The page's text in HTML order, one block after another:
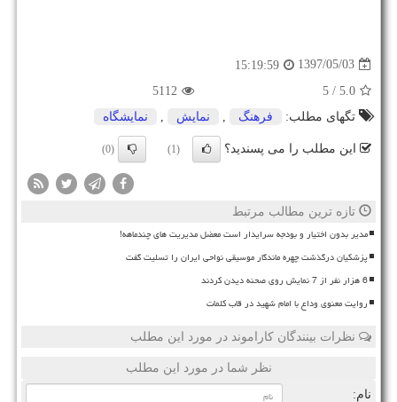
1397/05/03
15:19:59
5.0
/ 5
5112
تگهای مطلب:
فرهنگ نمایش نمایشگاه
این مطلب را می پسندید؟ (1)
(0)
تازه ترین مطالب مرتبط
مدیر بدون اختیار و بودجه سرایدار است معضل مدیریت های چندماهه!
پزشکیان درگذشت چهره ماندگار موسیقی نواحی ایران را تسلیت گفت
6 هزار نفر از 7 نمایش روی صحنه دیدن کردند
روایت معنوی وداع با امام شهید در قاب کلمات
نظرات بینندگان کاراموند در مورد این مطلب
نظر شما در مورد این مطلب
نام: